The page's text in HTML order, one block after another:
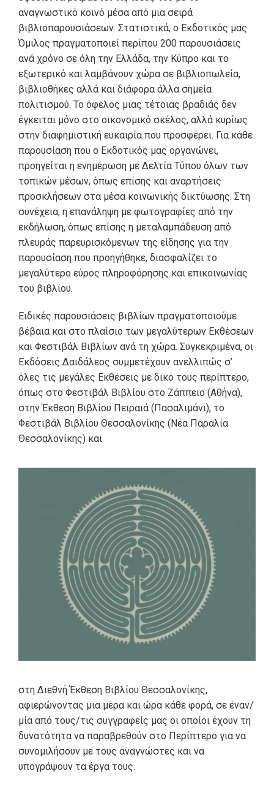
αναγνωστικό κοινό μέσα από μια σειρά
βιβλιοπαρουσιάσεων. Στατιστικά, ο Εκδοτικός μας
Όμιλος πραγματοποιεί περίπου 200 παρουσιάσεις
ανά χρόνο σε όλη την Ελλάδα, την Κύπρο και το
εξωτερικό και λαμβάνουν χώρα σε βιβλιοπωλεία,
βιβλιοθήκες αλλά και διάφορα άλλα σημεία
πολιτισμού. Το όφελος μιας τέτοιας βραδιάς δεν
έγκειται μόνο στο οικονομικό σκέλος, αλλά κυρίως
στην διαφημιστική ευκαιρία που προσφέρει. Για κάθε
παρουσίαση που ο Εκδοτικός μας οργανώνει,
προηγείται η ενημέρωση με Δελτία Τύπου όλων των
τοπικών μέσων, όπως επίσης και αναρτήσεις
προσκλήσεων στα μέσα κοινωνικής δικτύωσης. Στη
συνέχεια, η επανάληψη με φωτογραφίες από την
εκδήλωση, όπως επίσης η μεταλαμπάδευση από
πλευράς παρευρισκόμενων της είδησης για την
παρουσίαση που προηγήθηκε, διασφαλίζει το
μεγαλύτερο εύρος πληροφόρησης και επικοινωνίας
του βιβλίου.
Ειδικές παρουσιάσεις βιβλίων πραγματοποιούμε
βέβαια και στο πλαίσιο των μεγαλύτερων Εκθέσεων
και Φεστιβάλ Βιβλίων ανά τη χώρα. Συγκεκριμένα, οι
Εκδόσεις Δαιδάλεος συμμετέχουν ανελλιπώς σ’
όλες τις μεγάλες Εκθέσεις με δικό τους περίπτερο,
όπως στο Φεστιβάλ Βιβλίου στο Ζάππειο (Αθήνα),
στην Έκθεση Βιβλίου Πειραιά (Πασαλιμάνι), το
Φεστιβάλ Βιβλίου Θεσσαλονίκης (Νέα Παραλία
Θεσσαλονίκης) και
στη Διεθνή Έκθεση Βιβλίου Θεσσαλονίκης,
αφιερώνοντας μια μέρα και ώρα κάθε φορά, σε έναν/
μία από τους/τις συγγραφείς μας οι οποίοι έχουν τη
δυνατότητα να παραβρεθούν στο Περίπτερο για να
συνομιλήσουν με τους αναγνώστες και να
υπογράψουν τα έργα τους.